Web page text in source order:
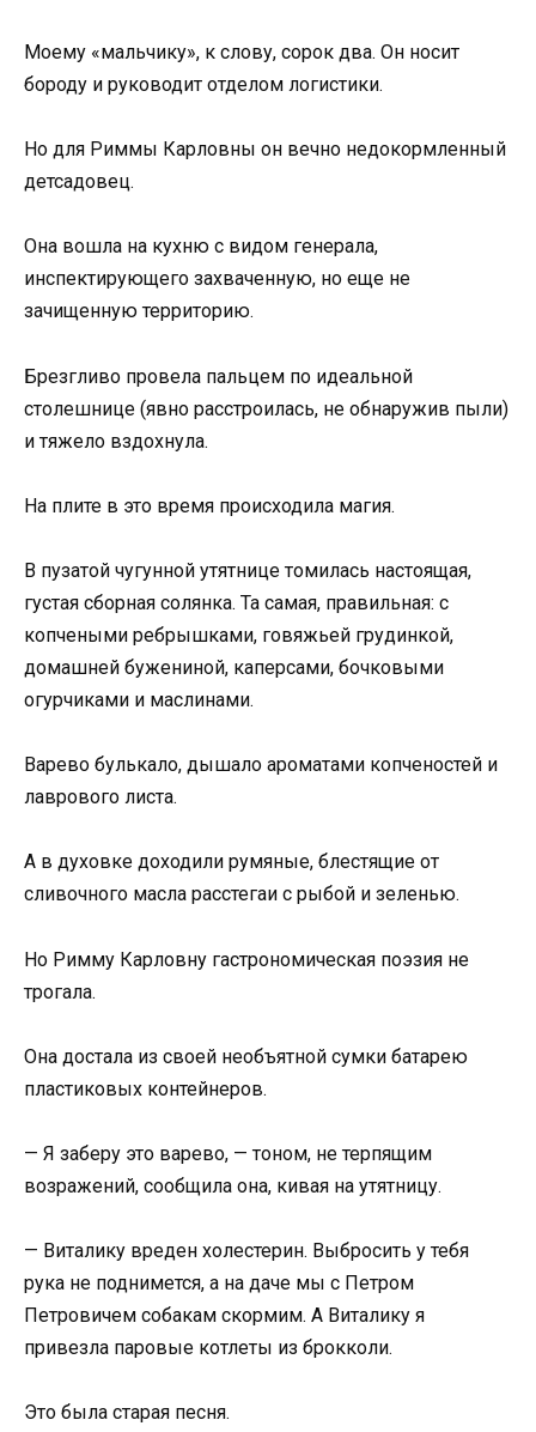
Моему «мальчику», к слову, сорок два. Он носит
бороду и руководит отделом логистики.
Но для Риммы Карловны он вечно недокормленный
детсадовец.
Она вошла на кухню с видом генерала,
инспектирующего захваченную, но еще не
зачищенную территорию.
Брезгливо провела пальцем по идеальной
столешнице (явно расстроилась, не обнаружив пыли)
и тяжело вздохнула.
На плите в это время происходила магия.
В пузатой чугунной утятнице томилась настоящая,
густая сборная солянка. Та самая, правильная: с
копчеными ребрышками, говяжьей грудинкой,
домашней бужениной, каперсами, бочковыми
огурчиками и маслинами.
Варево булькало, дышало ароматами копченостей и
лаврового листа.
А в духовке доходили румяные, блестящие от
сливочного масла расстегаи с рыбой и зеленью.
Но Римму Карловну гастрономическая поэзия не
трогала.
Она достала из своей необъятной сумки батарею
пластиковых контейнеров.
— Я заберу это варево, — тоном, не терпящим
возражений, сообщила она, кивая на утятницу.
— Виталику вреден холестерин. Выбросить у тебя
рука не поднимется, а на даче мы с Петром
Петровичем собакам скормим. А Виталику я
привезла паровые котлеты из брокколи.
Это была старая песня.